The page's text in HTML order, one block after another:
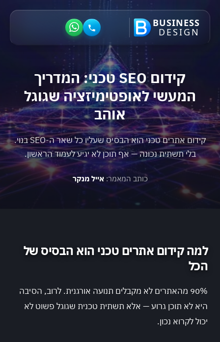
BUSINESS
DESIGN
קידום SEO טכני: המדריך
המעשי לאופטימיזציה שגוגל
אוהב
קידום אתרים טכני הוא הבסיס שעליו כל שאר ה-SEO בנוי.
בלי תשתית נכונה — אף תוכן לא יגיע לעמוד הראשון.
כותב המאמר:אייל מנקר
למה קידום אתרים טכני הוא הבסיס של
הכל
90% מהאתרים לא מקבלים תנועה אורגנית. לרוב, הסיבה
היא לא תוכן גרוע — אלא תשתית טכנית שגוגל פשוט לא
יכול לקרוא נכון.